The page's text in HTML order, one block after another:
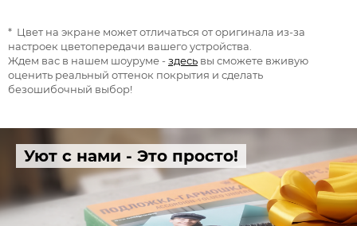
* Цвет на экране может отличаться от оригинала из-за
настроек цветопередачи вашего устройства.
Ждем вас в нашем шоуруме -здесь вы сможете вживую
оценить реальный оттенок покрытия и сделать
безошибочный выбор!
Уют с нами - Это просто!